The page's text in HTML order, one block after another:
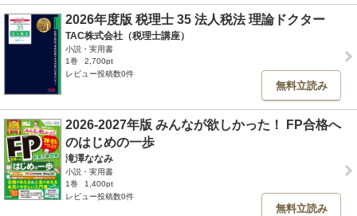
2026年度版 税理士 35 法人税法 理論ドクター
TAC株式会社（税理士講座）
小説・実用書
1巻
2,700pt
レビュー投稿数0件
無料立読み
2026-2027年版 みんなが欲しかった！ FP合格へ
のはじめの一歩
滝澤ななみ
小説・実用書
1巻
1,400pt
レビュー投稿数0件
無料立読み